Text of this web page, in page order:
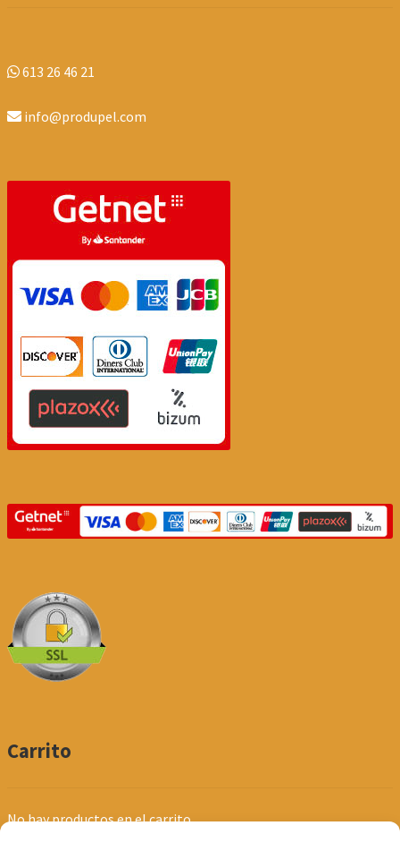
613 26 46 21
info@produpel.com
Carrito
No hay productos en el carrito.